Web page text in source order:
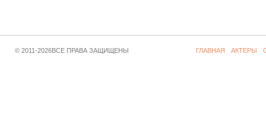
© 2011-2026ВСЕ ПРАВА ЗАЩИЩЕНЫ ГЛАВНАЯ АКТЕРЫ